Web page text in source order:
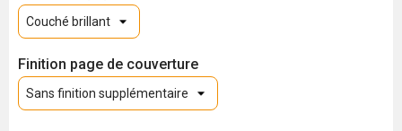
Finition page de couverture